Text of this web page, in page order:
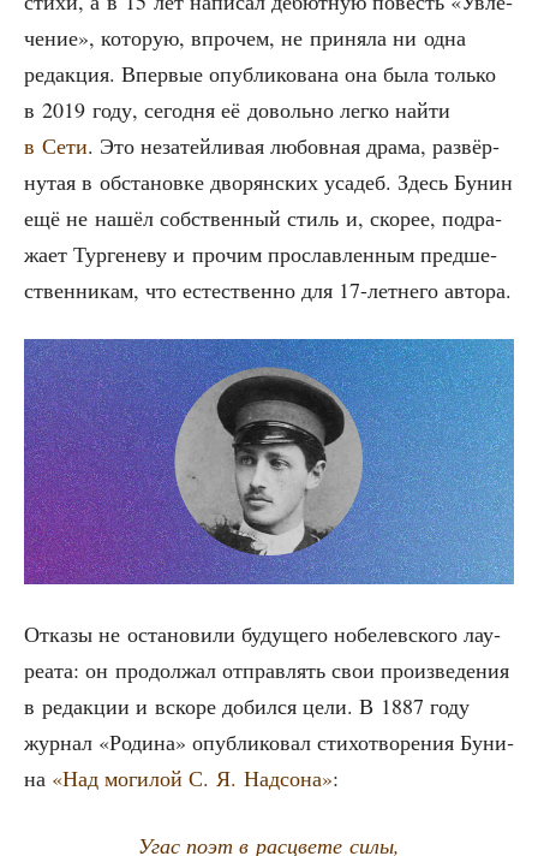
че­ние», кото­рую, впро­чем, не при­ня­ла ни одна
редак­ция. Впер­вые опуб­ли­ко­ва­на она была толь­ко
в 2019 году, сего­дня её доволь­но лег­ко най­ти
в Сети. Это неза­тей­ли­вая любов­ная дра­ма, раз­вёр­
ну­тая в обста­нов­ке дво­рян­ских уса­деб. Здесь Бунин
ещё не нашёл соб­ствен­ный стиль и, ско­рее, под­ра­
жа­ет Тур­ге­не­ву и про­чим про­слав­лен­ным пред­ше­
ствен­ни­кам, что есте­ствен­но для 17-лет­не­го автора.
Отка­зы не оста­но­ви­ли буду­ще­го нобе­лев­ско­го лау­
ре­а­та: он про­дол­жал отправ­лять свои про­из­ве­де­ния
в редак­ции и вско­ре добил­ся цели. В 1887 году
жур­нал «Роди­на» опуб­ли­ко­вал сти­хо­тво­ре­ния Буни­
на «Над моги­лой С. Я. Над­со­на»:
Угас поэт в рас­цве­те силы,